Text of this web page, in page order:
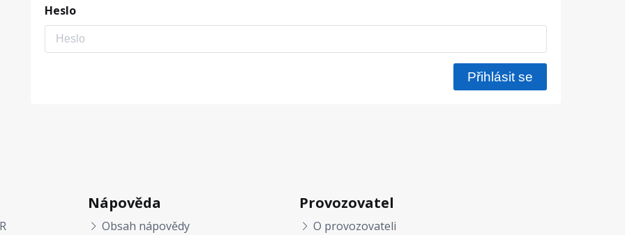
Heslo
Nápověda
Obsah nápovědy
Provozovatel
O provozovateli